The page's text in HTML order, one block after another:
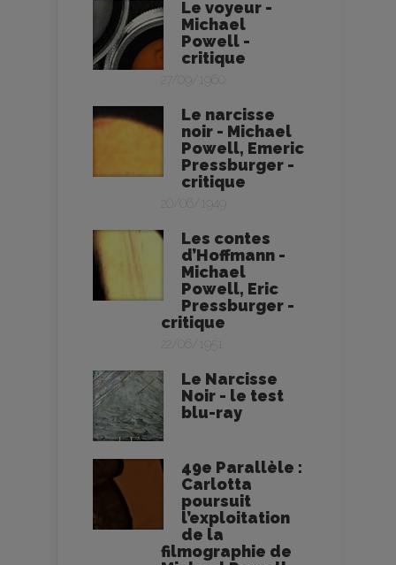
Le voyeur -
Michael
Powell -
critique
Le narcisse
noir - Michael
Powell, Emeric
Pressburger -
critique
20/06/1949
Les contes
d’Hoffmann -
Michael
Powell, Eric
Pressburger -
critique
Le Narcisse
Noir - le test
blu-ray
49e Parallèle :
Carlotta
poursuit
l’exploitation
de la
filmographie de